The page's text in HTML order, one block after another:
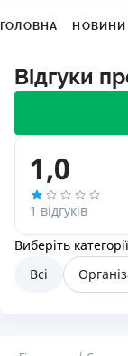
ГОЛОВНА НОВИНИ
Відгуки
1,0
1 відгуків
Виберіть
Всі